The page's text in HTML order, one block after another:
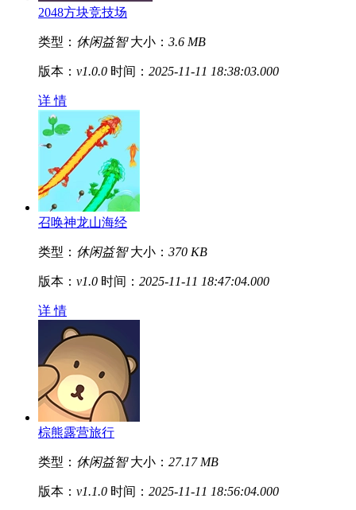
2048方块竞技场
类型： 休闲益智 大小： 3.6 MB
版本： v1.0.0 时间： 2025-11-11 18:38:03.000
详 情
召唤神龙山海经
类型： 休闲益智 大小： 370 KB
版本： v1.0 时间： 2025-11-11 18:47:04.000
详 情
棕熊露营旅行
类型： 休闲益智 大小： 27.17 MB
版本： v1.1.0 时间： 2025-11-11 18:56:04.000